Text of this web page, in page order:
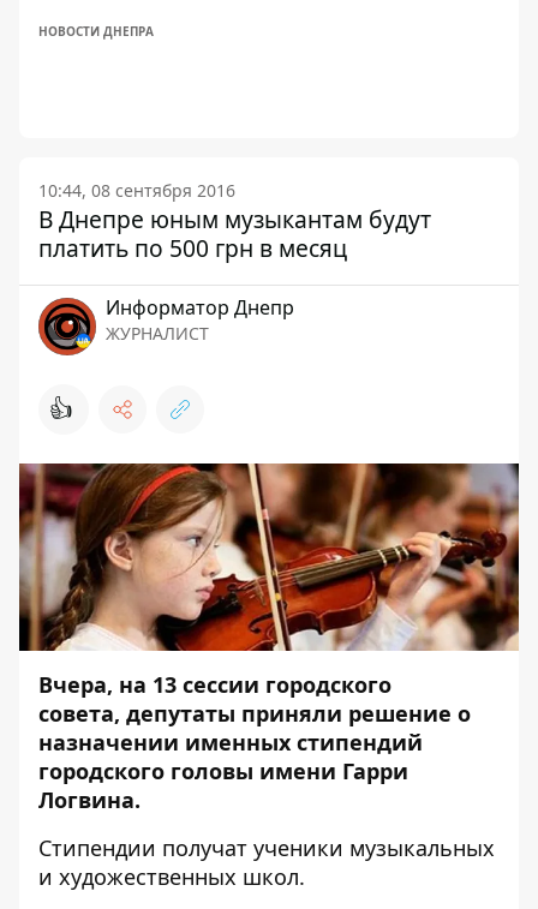
НОВОСТИ ДНЕПРА
10:44, 08 сентября 2016
В Днепре юным музыкантам будут
платить по 500 грн в месяц
Информатор Днепр
ЖУРНАЛИСТ
👍
Вчера, на 13 сессии городского
совета, депутаты приняли решение о
назначении именных стипендий
городского головы имени Гарри
Логвина.
Стипендии получат ученики музыкальных
и художественных школ.